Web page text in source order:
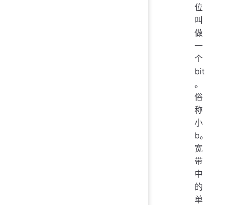
位
叫
做
一
个
bit
。
俗
称
小
b。
宽
带
中
的
单